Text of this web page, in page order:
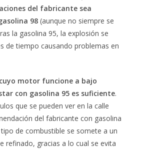
del fabricante sea
98 (aunque no siempre se
la gasolina 95, la explosión se
de tiempo causando problemas en
motor funcione a bajo
con gasolina 95 es suficiente.
que se pueden ver en la calle
del fabricante con gasolina
de combustible se somete a un
refinado, gracias a lo cual se evita